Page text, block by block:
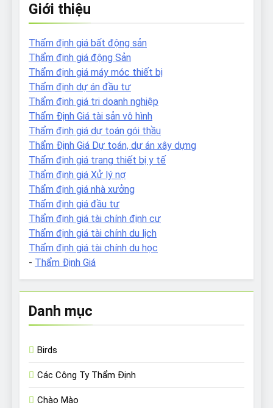
Giới thiệu
Thẩm định giá bất động sản
Thẩm định giá động Sản
Thẩm định giá máy móc thiết bị
Thẩm định dự án đầu tư
Thẩm định giá tri doanh nghiệp
Thẩm Định Giá tài sản vô hình
Thẩm định giá dự toán gói thầu
Thẩm Định Giá Dự toán, dự án xây dựng
Thẩm định giá trang thiết bị y tế
Thẩm định giá Xử lý nợ
Thẩm định giá nhà xưởng
Thẩm định giá đầu tư
Thẩm định giá tài chính định cư
Thẩm định giá tài chính du lịch
Thẩm định giá tài chính du học
- Thẩm Định Giá
Danh mục
Birds
Các Công Ty Thẩm Định
Chào Mào